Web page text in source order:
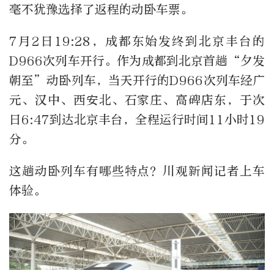
毫不犹豫选择了返程的动卧车票。
7月2日19:28，成都东始发终到北京丰台的
D966次列车开行。作为成都到北京首趟“夕发
朝至”动卧列车，当天开行的D966次列车经广
元、汉中、西安北、石家庄、高碑店东，于次
日6:47到达北京丰台，全程运行时间11小时19
分。
这趟动卧列车有哪些特点？川观新闻记者上车
体验。